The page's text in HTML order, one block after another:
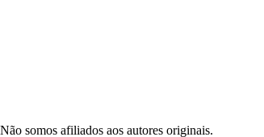
somos afiliados aos autores originais.